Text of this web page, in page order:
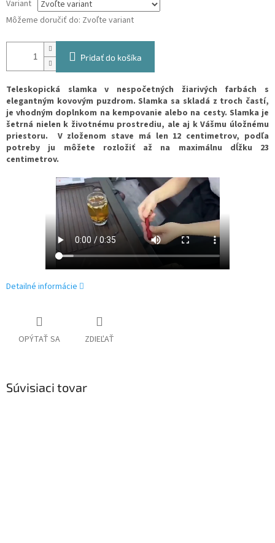
Variant
Môžeme doručiť do: Zvoľte variant
Pridať do košíka
Teleskopická slamka v nespočetných žiarivých farbách s
elegantným kovovým puzdrom. Slamka sa skladá z troch častí,
je vhodným doplnkom na kempovanie alebo na cesty. Slamka je
šetrná nielen k životnému prostrediu, ale aj k Vášmu úložnému
priestoru.
V zloženom stave má len 12 centimetrov, podľa
potreby ju môžete rozložiť až na maximálnu dĺžku 23
centimetrov.
Detailné informácie
OPÝTAŤ SA ZDIEĽAŤ
Súvisiaci tovar